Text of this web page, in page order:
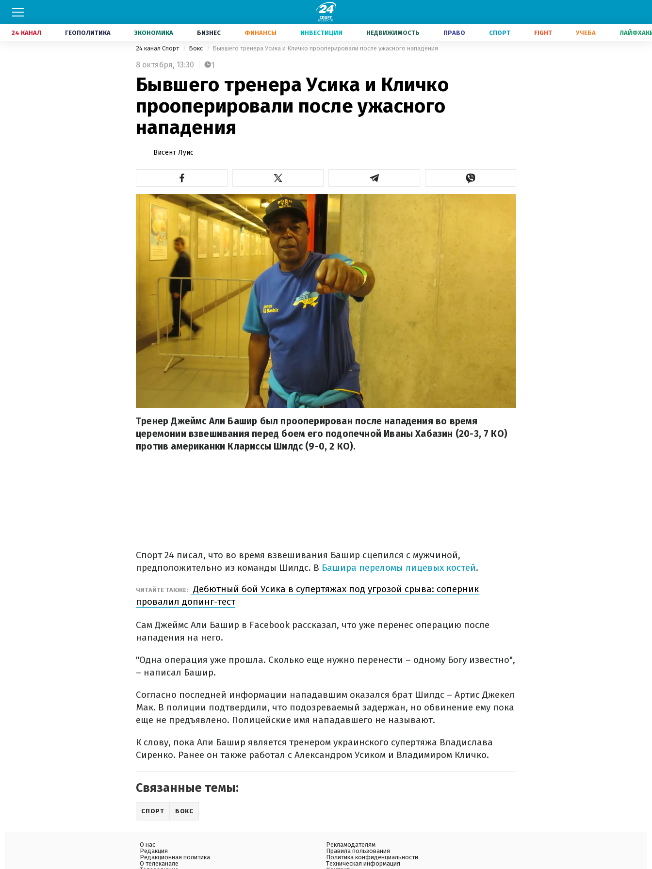
24 КАНАЛ ГЕОПОЛИТИКА ЭКОНОМИКА БИЗНЕС ФИНАНСЫ ИНВЕСТИЦИИ НЕДВИЖИМОСТЬ ПРАВО СПОРТ FIGHT УЧЕБА
24 канал Спорт Бокс Бывшего тренера Усика и Кличко прооперировали после ужасного нападения
8 октября, 13:30 1
Бывшего тренера Усика и Кличко
прооперировали после ужасного
нападения
Висент Луис
Тренер Джеймс Али Башир был прооперирован после нападения во время
церемонии взвешивания перед боем его подопечной Иваны Хабазин (20-3, 7 КО)
против американки Клариссы Шилдс (9-0, 2 КО).
Спорт 24 писал, что во время взвешивания Башир сцепился с мужчиной,
предположительно из команды Шилдс. В Башира переломы лицевых костей.
ЧИТАЙТЕ ТАКЖЕ:
Дебютный бой Усика в супертяжах под угрозой срыва: соперник
провалил допинг-тест
Сам Джеймс Али Башир в Facebook рассказал, что уже перенес операцию после
нападения на него.
"Одна операция уже прошла. Сколько еще нужно перенести – одному Богу известно",
– написал Башир.
Согласно последней информации нападавшим оказался брат Шилдс – Артис Джекел
Мак. В полиции подтвердили, что подозреваемый задержан, но обвинение ему пока
еще не предъявлено. Полицейские имя нападавшего не называют.
К слову, пока Али Башир является тренером украинского супертяжа Владислава
Сиренко. Ранее он также работал с Александром Усиком и Владимиром Кличко.
Связанные темы:
СПОРТ БОКС
О нас
Редакция
Редакционная политика
О телеканале
Рекламодателям
Правила пользования
Политика конфиденциальности
Техническая информация